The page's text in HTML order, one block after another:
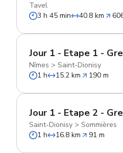
Tavel
3 h 45 min
40.8 km
Jour 1 - Etape 1 -
Nîmes > Saint-Dionisy
1 h
15.2 km 190 m
Jour 1 - Etape 2 -
Saint-Dionisy > Sommières
1 h
16.8 km 91 m